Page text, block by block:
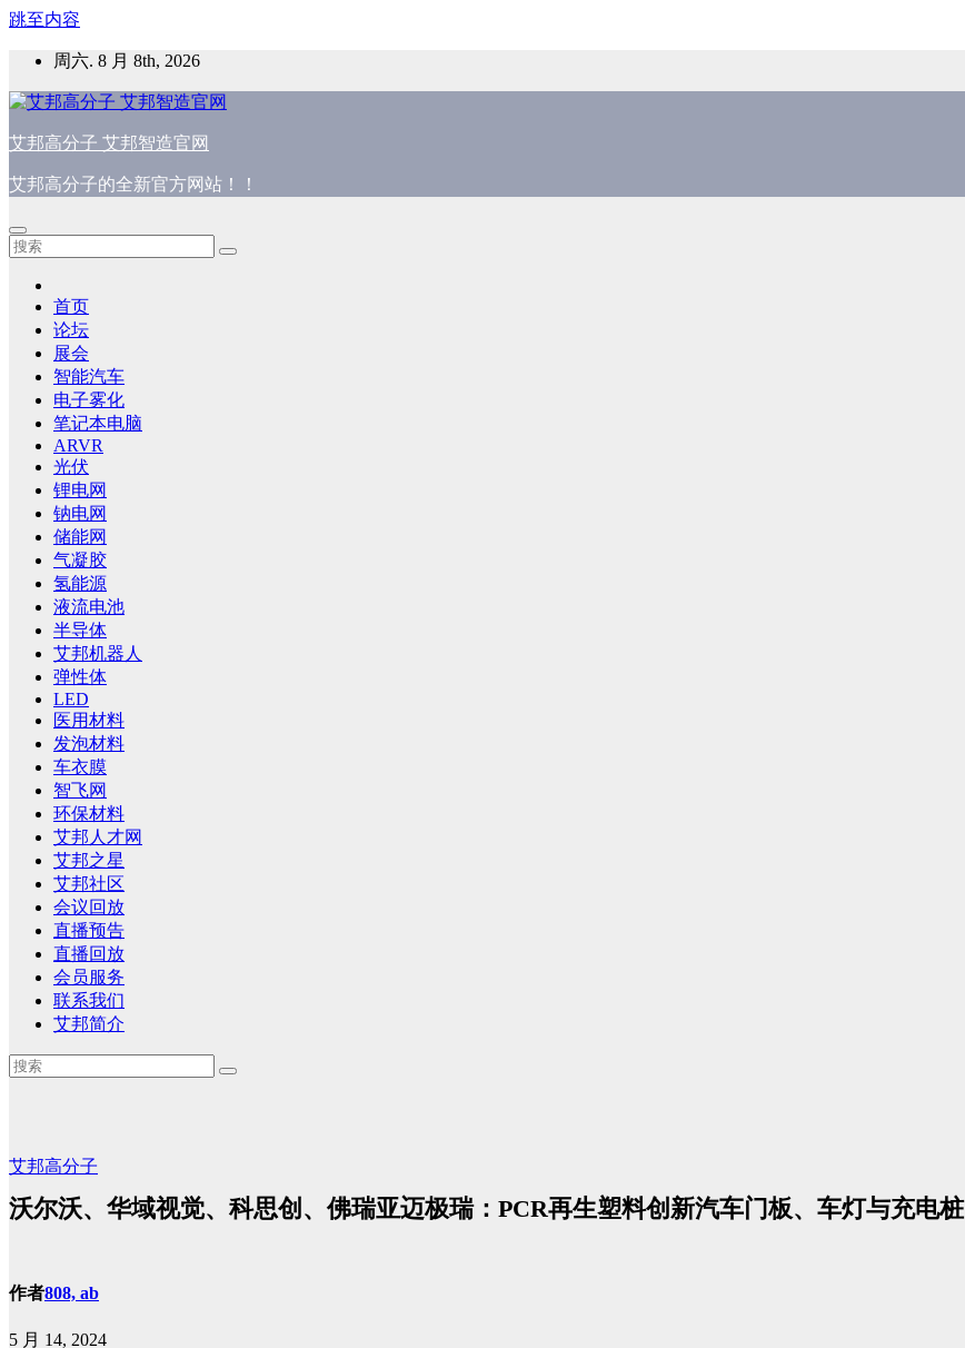
跳至内容
周六. 8 月 8th, 2026
艾邦高分子 艾邦智造官网
艾邦高分子的全新官方网站！！
首页
论坛
展会
智能汽车
电子雾化
笔记本电脑
ARVR
光伏
锂电网
钠电网
储能网
气凝胶
氢能源
液流电池
半导体
艾邦机器人
弹性体
LED
医用材料
发泡材料
车衣膜
智飞网
环保材料
艾邦人才网
艾邦之星
艾邦社区
会议回放
直播预告
直播回放
会员服务
联系我们
艾邦简介
艾邦高分子
沃尔沃、华域视觉、科思创、佛瑞亚迈极瑞：PCR再生塑料创新汽车门板、车灯与充电桩
作者808, ab
5 月 14, 2024